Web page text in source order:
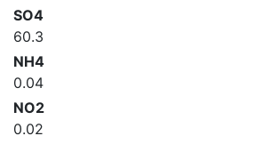
SO4
60.3
NH4
0.04
NO2
0.02